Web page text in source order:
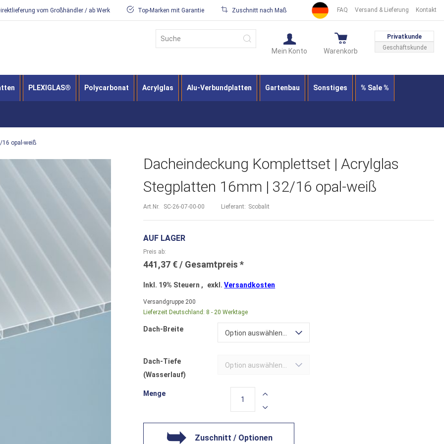
FAQ Versand & Lieferung Kontakt
vom Großhändler / ab Werk Top-Marken mit Garantie Zuschnitt nach Maß
Privatkunde
Geschäftskunde
Warenkorb
Mein Konto
Suche
PLEXIGLAS® Polycarbonat Acrylglas Alu-Verbundplatten Gartenbau Sonstiges % Sale %
16 opal-weiß
Dacheindeckung Komplettset | Acrylglas
Stegplatten 16mm | 32/16 opal-weiß
Art.Nr. SC-26-07-00-00 Lieferant: Scobalit
AUF LAGER
Preis ab
441,37 €
Inkl. 19% Steuern , exkl.Versandkosten
Versandgruppe 200
Lieferzeit Deutschland: 8 - 20 Werktage
Dach-Breite Option auswählen...
Dach-Tiefe
(Wasserlauf)
Option auswählen...
Menge
Zuschnitt / Optionen